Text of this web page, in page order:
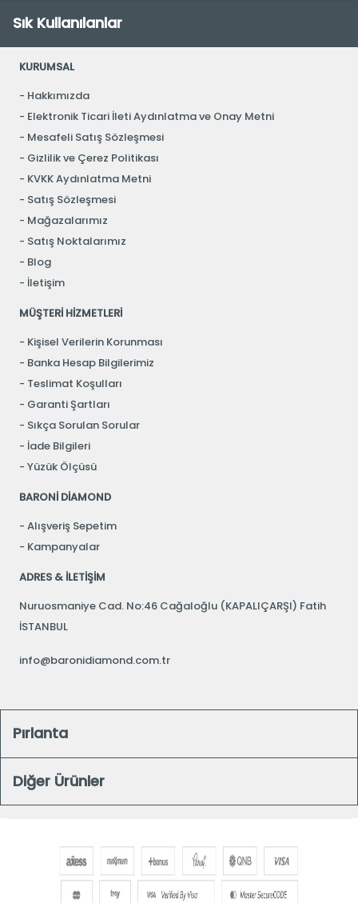
Sık Kullanılanlar
KURUMSAL
Hakkımızda
Elektronik Ticari İleti Aydınlatma ve Onay Metni
Mesafeli Satış Sözleşmesi
Gizlilik ve Çerez Politikası
KVKK Aydınlatma Metni
Satış Sözleşmesi
Mağazalarımız
Satış Noktalarımız
Blog
İletişim
MÜŞTERİ HİZMETLERİ
Kişisel Verilerin Korunması
Banka Hesap Bilgilerimiz
Teslimat Koşulları
Garanti Şartları
Sıkça Sorulan Sorular
İade Bilgileri
Yüzük Ölçüsü
BARONİ DİAMOND
Alışveriş Sepetim
Kampanyalar
ADRES & İLETİŞİM
Nuruosmaniye Cad. No:46 Cağaloğlu (KAPALIÇARŞI) Fatih
İSTANBUL
info@baronidiamond.com.tr
Pırlanta
Diğer Ürünler